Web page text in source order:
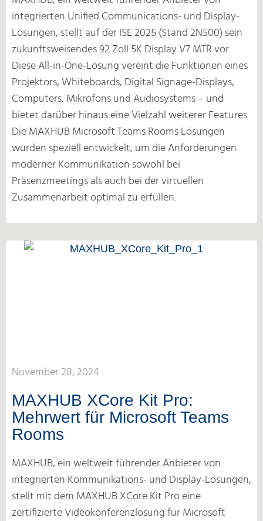
integrierten Unified Communications- und Display-
Lösungen, stellt auf der ISE 2025 (Stand 2N500) sein
zukunftsweisendes 92 Zoll 5K Display V7 MTR vor.
Diese All-in-One-Lösung vereint die Funktionen eines
Projektors, Whiteboards, Digital Signage-Displays,
Computers, Mikrofons und Audiosystems – und
bietet darüber hinaus eine Vielzahl weiterer Features.
Die MAXHUB Microsoft Teams Rooms Lösungen
wurden speziell entwickelt, um die Anforderungen
moderner Kommunikation sowohl bei
Präsenzmeetings als auch bei der virtuellen
Zusammenarbeit optimal zu erfüllen.
November 28, 2024
MAXHUB XCore Kit Pro:
Mehrwert für Microsoft Teams
Rooms
MAXHUB, ein weltweit führender Anbieter von
integrierten Kommunikations- und Display-Lösungen,
stellt mit dem MAXHUB XCore Kit Pro eine
zertifizierte Videokonferenzlösung für Microsoft